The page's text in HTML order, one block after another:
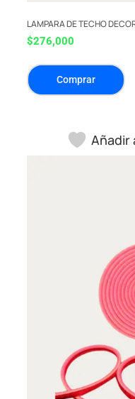
LAMPARA DE TECHO
$276,000
Comprar
Añadir